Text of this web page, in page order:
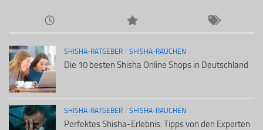
SHISHA-RATGEBER / SHISHA-RAUCHEN
Die 10 besten Shisha Online Shops in Deutschland
SHISHA-RATGEBER / SHISHA-RAUCHEN
Perfektes Shisha-Erlebnis: Tipps von den Experten